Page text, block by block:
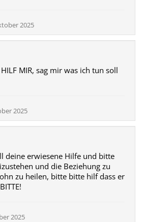
2025
HILF MIR, sag mir was ich tun soll
2025
deine erwiesene Hilfe und bitte
und die Beziehung zu
zu heilen, bitte bitte hilf dass er
2025